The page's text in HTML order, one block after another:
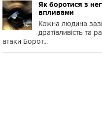
Як боротися з
впливами
Кожна людина
дратівливість та
атаки Борот...